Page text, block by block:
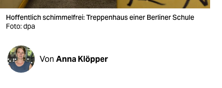
verlag
verlag
veranstaltungen
shop
Hoffentlich schimmelfrei: Treppenhaus einer Berliner Schule
Foto: dpa
Von Anna Klöpper